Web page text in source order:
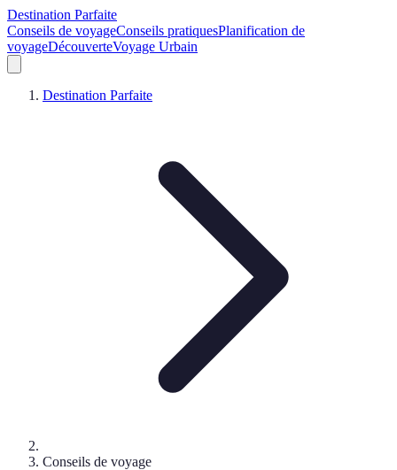
Destination Parfaite
Conseils de voyageConseils pratiquesPlanification de
voyageDécouverteVoyage Urbain
Destination Parfaite
Conseils de voyage